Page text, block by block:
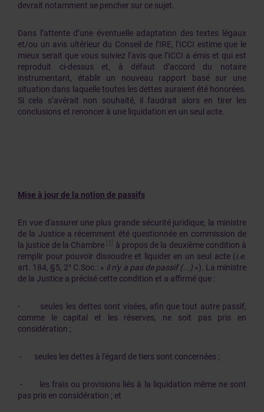
devrait notamment se pencher sur ce sujet.
Dans l’attente d’une éventuelle adaptation des textes légaux
et/ou un avis ultérieur du Conseil de l’IRE, l’ICCI estime que le
mieux serait que vous suiviez l’avis que l’ICCI a émis et qui est
reproduit ci-dessus et, à défaut d’accord du notaire
instrumentant, établir un nouveau rapport basé sur une
situation dans laquelle toutes les dettes auraient été honorées.
Si cela s’avérait non souhaité, il faudrait alors en tirer les
conclusions et renoncer à une liquidation en un seul acte.
Mise à jour de la notion de passifs
En vue d'assurer une plus grande sécurité juridique, la ministre
de la Justice a récemment été questionnée en commission de
la justice de la Chambre
[1] à propos de la deuxième condition à
remplir pour pouvoir dissoudre et liquider en un seul acte (i.e.
art. 184, §5, 2° C.Soc.: « il n'y a pas de passif (...)»). La ministre
de la Justice a précisé cette condition et a affirmé que :
- seules les dettes sont visées, afin que tout autre passif,
comme le capital et les réserves, ne soit pas pris en
considération ;
- seules les dettes à l'égard de tiers sont concernées ;
- les frais ou provisions liés à la liquidation même ne sont
pas pris en considération ; et